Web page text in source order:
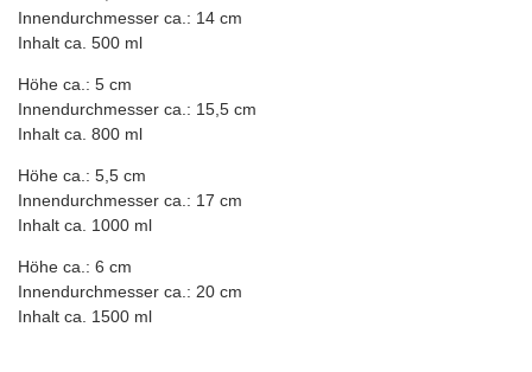
Innendurchmesser ca.: 14 cm
Inhalt ca. 500 ml
Höhe ca.: 5 cm
Innendurchmesser ca.: 15,5 cm
Inhalt ca. 800 ml
Höhe ca.: 5,5 cm
Innendurchmesser ca.: 17 cm
Inhalt ca. 1000 ml
Höhe ca.: 6 cm
Innendurchmesser ca.: 20 cm
Inhalt ca. 1500 ml